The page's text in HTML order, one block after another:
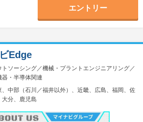
エントリー
ソーシング／機械・プラントエンジニアリング／
器・半導体関連
中部（石川／福井以外）、近畿、広島、福岡、佐
分、鹿児島
Edge